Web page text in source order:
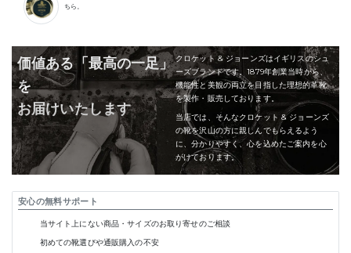
ちら。
価値ある「最高の一足」
を
お届けいたします
クロケット & ジョーンズはイギリスのシュ
ーズブランドです。1879年創業当時から、
機能性と美観の両立を目指した理想的革靴
を製作・販売しております。
当店では、そんなクロケット & ジョーンズ
の靴を沢山の方に親しんでもらえるよう
に、分かりやすく、心を込めたご案内を心
がけております。
安心の無料サポート
当サイト上にない商品・サイズのお取り寄せのご相談
初めての靴選びや通販購入の不安